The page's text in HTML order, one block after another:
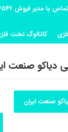
کاتالوگ تخت
دیاکو صنعت
صنعت ایران